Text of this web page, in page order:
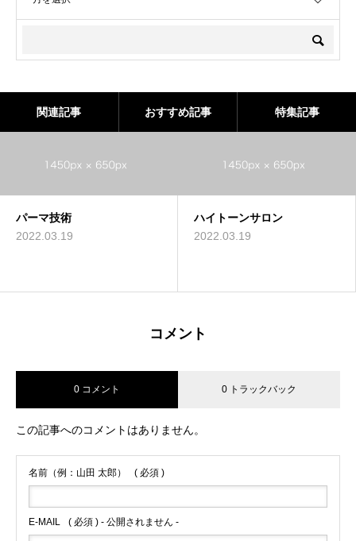
関連記事 おすすめ記事 特集記事
パーマ技術
2022.03.19
ハイトーンサロン
2022.03.19
コメント
0 コメント 0 トラックバック
この記事へのコメントはありません。
名前（例：山田 太郎） ( 必須 )
E-MAIL ( 必須 ) - 公開されません -